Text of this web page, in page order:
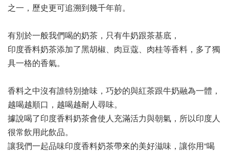
之一，歷史更可追溯到幾千年前。
有別於一般我們喝的奶茶，只有牛奶跟茶基底，
印度香料奶茶添加了黑胡椒、肉豆蔻、肉桂等香料，多了獨
具一格的香氣。
香料之中沒有誰特別搶味，巧妙的與紅茶跟牛奶融為一體，
越喝越順口，越喝越耐人尋味。
據說喝了印度香料奶茶會使人充滿活力與朝氣，所以印度人
很常飲用此飲品。
讓我們一起品味印度香料奶茶帶來的美好滋味，讓你用“喝